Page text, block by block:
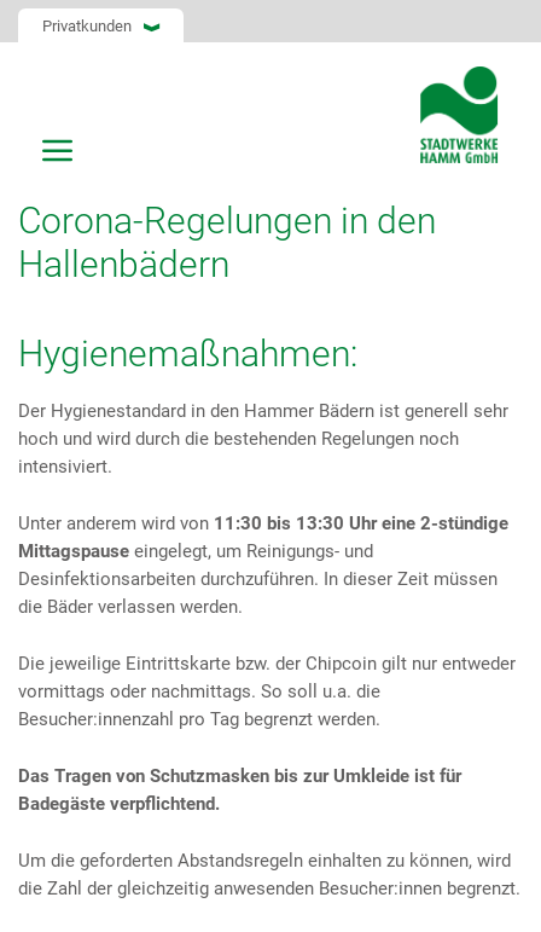
Privatkunden
Corona-Regelungen in den
Hallenbädern
Hygienemaßnahmen:
Der Hygienestandard in den Hammer Bädern ist generell sehr
hoch und wird durch die bestehenden Regelungen noch
intensiviert.
Unter anderem wird von 11:30 bis 13:30 Uhr eine 2-stündige
Mittagspause eingelegt, um Reinigungs- und
Desinfektionsarbeiten durchzuführen. In dieser Zeit müssen
die Bäder verlassen werden.
Die jeweilige Eintrittskarte bzw. der Chipcoin gilt nur entweder
vormittags oder nachmittags. So soll u.a. die
Besucher:innenzahl pro Tag begrenzt werden.
Das Tragen von Schutzmasken bis zur Umkleide ist für
Badegäste verpflichtend.
Um die geforderten Abstandsregeln einhalten zu können, wird
die Zahl der gleichzeitig anwesenden Besucher:innen begrenzt.